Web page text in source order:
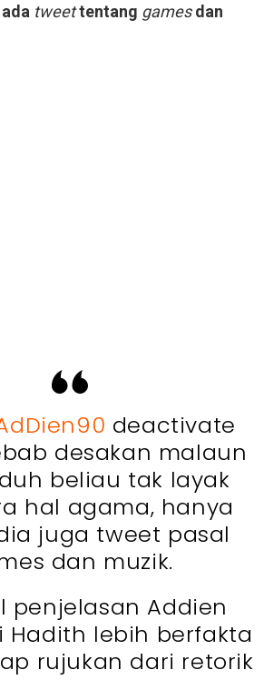
tweettentang gamesdan
deactivate
desakan malaun
beliau tak layak
hal agama, hanya
juga tweet pasal
dan muzik.
penjelasan Addien
Hadith lebih berfakta
rujukan dari retorik